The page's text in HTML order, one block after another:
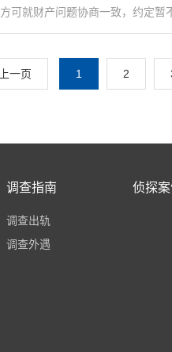
可就财产问题协商一致，约定暂
上一页 1 2
调查指南
调查出轨
调查外遇
侦探案